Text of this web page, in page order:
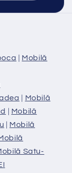
| Mobilă
| Mobilă
| Mobilă
| Mobilă
Satu-